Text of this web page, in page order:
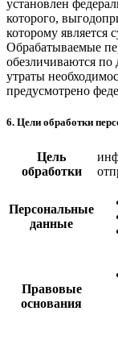
установлен
которого,
которому является
Обрабатываемые
обезличиваются по
утраты
предусмотрено
6. Цели обработки
Цель
обработки
Персональные
данные
Правовые
основания